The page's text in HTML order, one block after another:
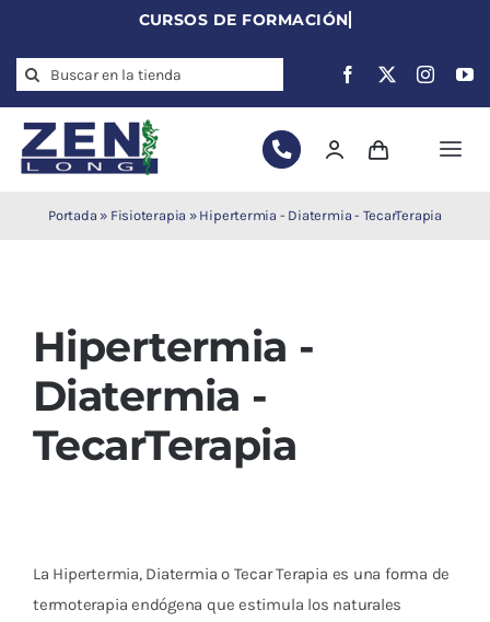
content
Search
for:
acupuntura
Auriculoterapia
Auriculomedicina
Electroacupuntura
Laserpuntura
y masaje
Portada » Fisioterapia » Hipertermia - Diatermia - TecarTerapia
Hipertermia -
Diatermia -
TecarTerapia
La Hipertermia, Diatermia o Tecar Terapia es una forma de
termoterapia endógena que estimula los naturales